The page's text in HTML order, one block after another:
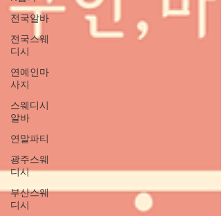
전국알바
전국스웨
디시
연예인마
사지
스웨디시
알바
연말파티
광주스웨
디시
부산스웨
디시